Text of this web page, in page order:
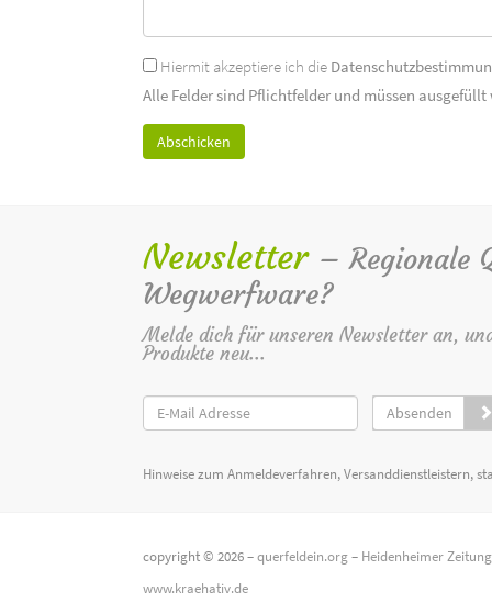
Hiermit akzeptiere ich die
Alle Felder sind Pflichtfelder und müssen ausgefüllt
Newsletter – Regionale
Wegwerfware?
Melde dich für unseren Newsletter an,
Produkte neu...
Absenden
Hinweise zum Anmeldeverfahren, Versanddienstleistern,
copyright © 2026 –querfeldein.org– Heidenheimer
www.kraehativ.de